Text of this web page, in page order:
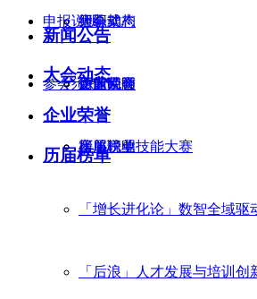
组织架构
历届回顾
大会动态
企业荣誉
历届榜单
开幕式
文艺晚会
客服职业技能大赛
「增长进化论」数智全域
「后浪」人才发展与培训创
申报说明
评审说明
榜单说明
参会须知
新闻公告
大会动态
企业荣誉
历届榜单